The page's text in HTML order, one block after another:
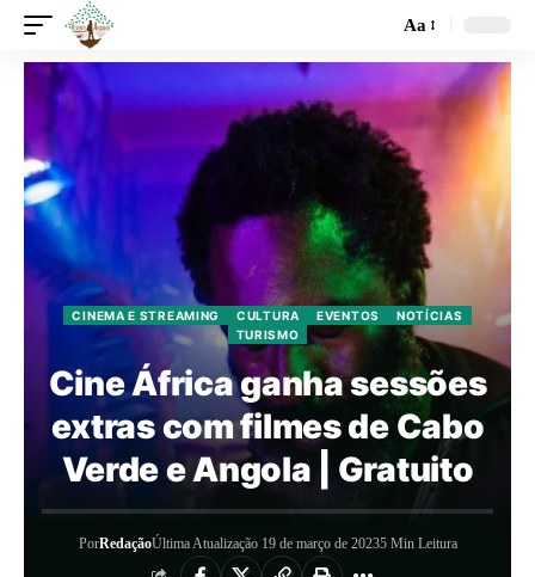
Aa
CINEMA E STREAMING CULTURA EVENTOS
NOTÍCIAS
TURISMO
Cine África ganha sessões
extras com filmes de Cabo
Verde e Angola | Gratuito
PorRedaçãoÚltima Atualização 19 de março de 20235 Min Leitura